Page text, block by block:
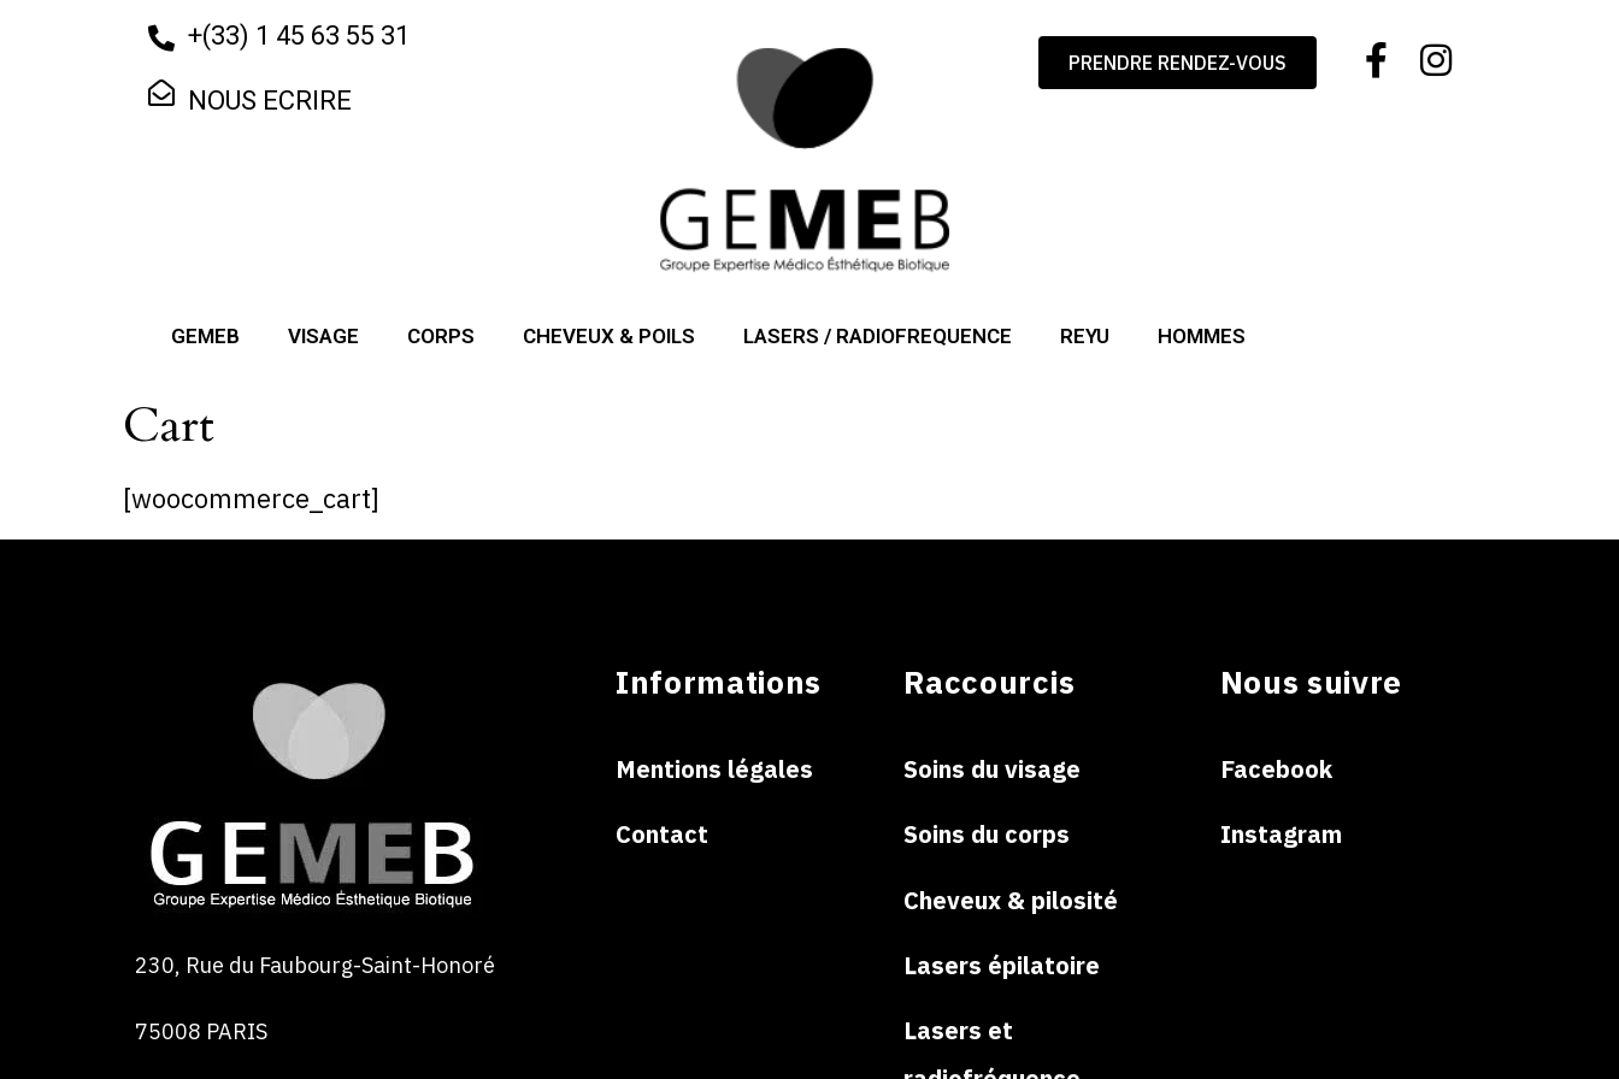
+(33) 1 45 63 55 31
NOUS ECRIRE
PRENDRE RENDEZ-VOUS
GEMEB VISAGE CORPS CHEVEUX & POILS LASERS / RADIOFREQUENCE REYU HOMMES
Cart
[woocommerce_cart]
230, Rue du Faubourg-Saint-Honoré
75008 PARIS
Informations
Mentions légales
Contact
Raccourcis
Soins du visage
Soins du corps
Cheveux & pilosité
Lasers épilatoire
Lasers et
Nous suivre
Facebook
Instagram